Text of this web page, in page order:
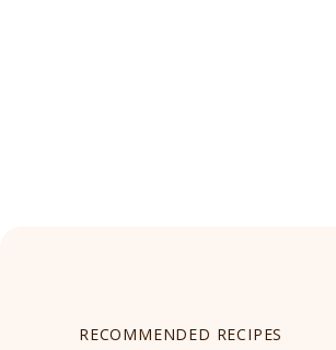
RECOMMENDED RECIPES